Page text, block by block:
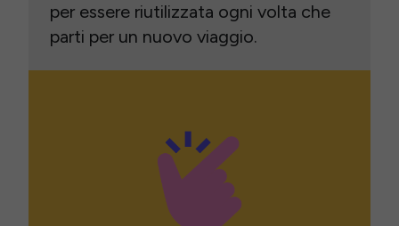
per essere riutilizzata ogni volta che
parti per un nuovo viaggio.